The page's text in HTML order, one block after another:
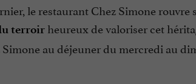
le restaurant Chez Simone rouvre
terroir heureux de valoriser cet
au déjeuner du mercredi au